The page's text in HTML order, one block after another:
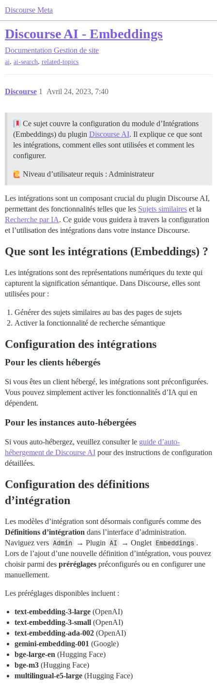
Discourse Meta
Discourse AI - Embeddings
Documentation Gestion de site
ai, ai-search, related-topics
Discourse Avril 24, 2023, 7:40
1
Ce sujet couvre la configuration du module d’Intégrations
(Embeddings) du plugin Discourse AI. Il explique ce que sont
les intégrations, comment elles sont utilisées et comment les
configurer.
Niveau d’utilisateur requis : Administrateur
Les intégrations sont un composant crucial du plugin Discourse AI,
permettant des fonctionnalités telles que les Sujets similaires et la
Recherche par IA. Ce guide vous guidera à travers la configuration
et l’utilisation des intégrations dans votre instance Discourse.
Que sont les intégrations (Embeddings) ?
Les intégrations sont des représentations numériques du texte qui
capturent la signification sémantique. Dans Discourse, elles sont
utilisées pour :
Générer des sujets similaires au bas des pages de sujets
Activer la fonctionnalité de recherche sémantique
Configuration des intégrations
Pour les clients hébergés
Si vous êtes un client hébergé, les intégrations sont préconfigurées.
Vous pouvez simplement activer les fonctionnalités d’IA qui en
dépendent.
Pour les instances auto-hébergées
Si vous auto-hébergez, veuillez consulter le guide d’auto-
hébergement de Discourse AI pour des instructions de configuration
détaillées.
Configuration des définitions
d’intégration
Les modèles d’intégration sont désormais configurés comme des
Définitions d’intégration dans l’interface d’administration.
Naviguez vers Admin → Plugin AI → Onglet Embeddings .
Lors de l’ajout d’une nouvelle définition d’intégration, vous pouvez
choisir parmi des préréglages préconfigurés ou en configurer une
manuellement.
Les préréglages disponibles incluent :
text-embedding-3-large (OpenAI)
text-embedding-3-small (OpenAI)
text-embedding-ada-002 (OpenAI)
gemini-embedding-001 (Google)
bge-large-en (Hugging Face)
bge-m3 (Hugging Face)
multilingual-e5-large (Hugging Face)